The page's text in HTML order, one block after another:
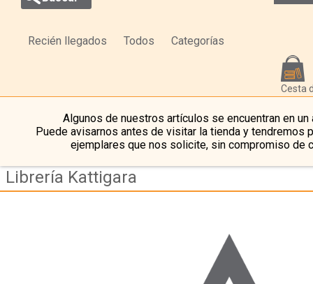
Recién llegados Todos Categorías
Cesta
Algunos de nuestros artículos se encuentran en un
Puede avisarnos antes de visitar la tienda y tendremos
ejemplares que nos solicite, sin compromiso de
Librería Kattigara